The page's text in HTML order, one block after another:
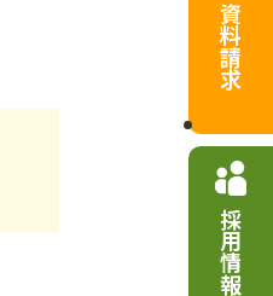
資料請求
採用情報